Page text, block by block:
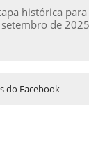
histórica para
de 2025
do Facebook